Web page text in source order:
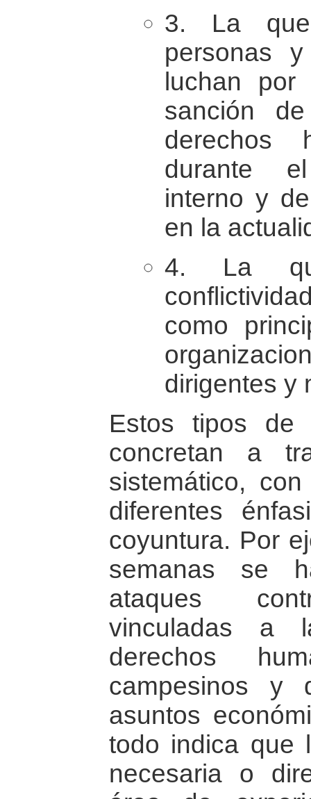
3. La
personas
luchan
sanción
derechos
durante
interno y
en la
4. La
como
dirigentes y
Estos tipos de
concretan a
sistemático,
diferentes
coyuntura. Por
semanas se
ataques
vinculadas a
derechos
campesinos y
asuntos
todo indica que
necesaria o